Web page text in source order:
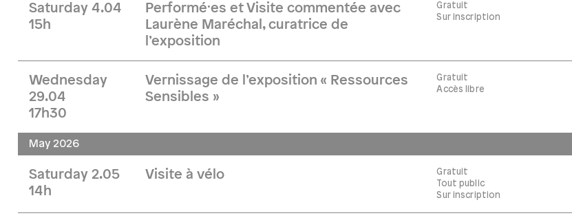
Saturday 4.04
15h
Performé·es et Visite commentée avec
Laurène Maréchal, curatrice de
l’exposition
Gratuit
Sur inscription
Wednesday
29.04
17h30
Vernissage de l’exposition « Ressources
Sensibles »
Gratuit
Accès libre
May 2026
Saturday 2.05
14h
Visite à vélo
Gratuit
Tout public
Sur inscription